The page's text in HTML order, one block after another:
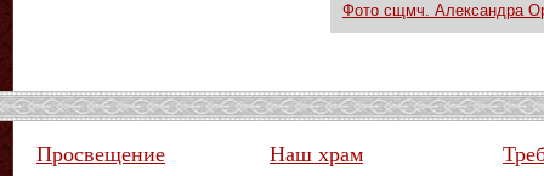
Фото сщмч. Александра
Просвещение Наш храм